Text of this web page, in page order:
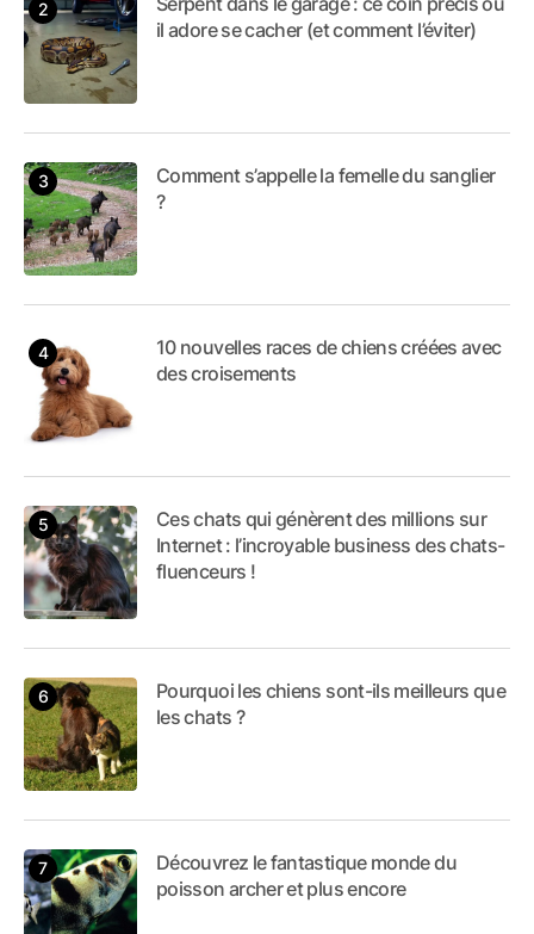
il adore se cacher (et comment l’éviter)
Comment s’appelle la femelle du sanglier
?
10 nouvelles races de chiens créées avec
des croisements
Ces chats qui génèrent des millions sur
Internet : l’incroyable business des chats-
fluenceurs !
Pourquoi les chiens sont-ils meilleurs que
les chats ?
Découvrez le fantastique monde du
poisson archer et plus encore